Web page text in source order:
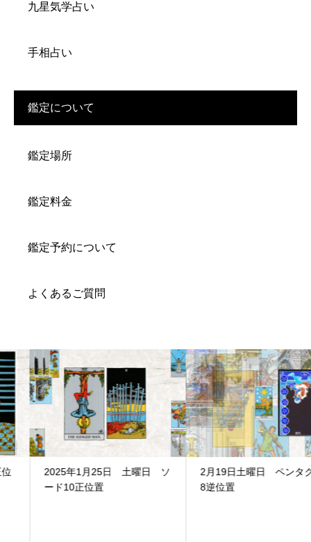
九星気学占い
手相占い
鑑定について
鑑定場所
鑑定料金
鑑定予約について
よくあるご質問
2025年1月25日 土曜日 ソ
ード10正位置
2月19日土曜日 ペンタクル
8逆位置